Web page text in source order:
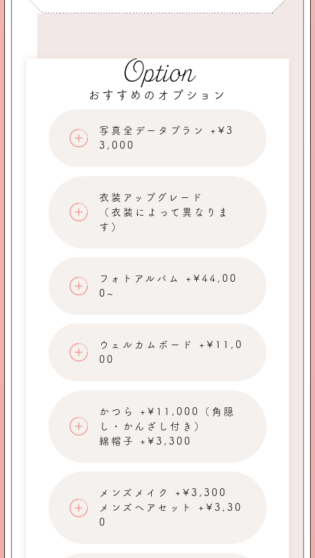
Option
おすすめのオプション
写真全データプラン +¥3
3,000
衣装アップグレード
（衣装によって異なりま
す）
フォトアルバム +¥44,00
0~
ウェルカムボード +¥11,0
00
かつら +¥11,000（角隠
し・かんざし付き）
綿帽子 +¥3,300
メンズメイク +¥3,300
メンズヘアセット +¥3,30
0